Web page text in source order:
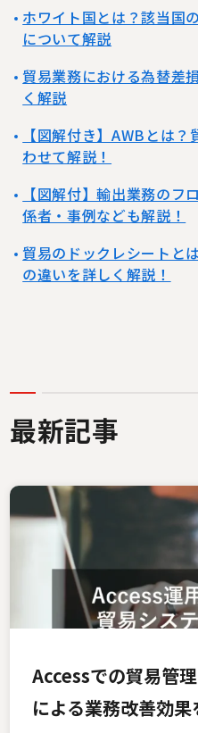
ホワイト国とは？該当国
について解説
貿易業務における為替差
く解説
【図解付き】AWBとは
わせて解説！
【図解付】輸出業務のフ
係者・事例なども解説！
貿易のドックレシートと
の違いを詳しく解説！
最新記事
Accessでの貿易管
による業務改善効